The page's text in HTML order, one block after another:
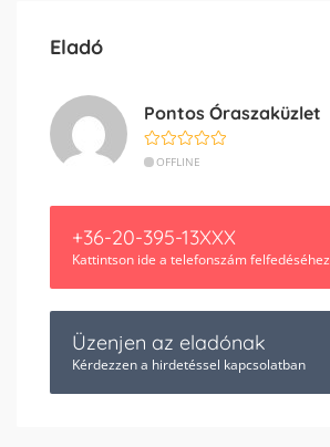
Eladó
Pontos Óraszaküzlet
OFFLINE
+36-20-395-13XXX
Kattintson ide a telefonszám felfedéséhez
Üzenjen az eladónak
Kérdezzen a hirdetéssel kapcsolatban